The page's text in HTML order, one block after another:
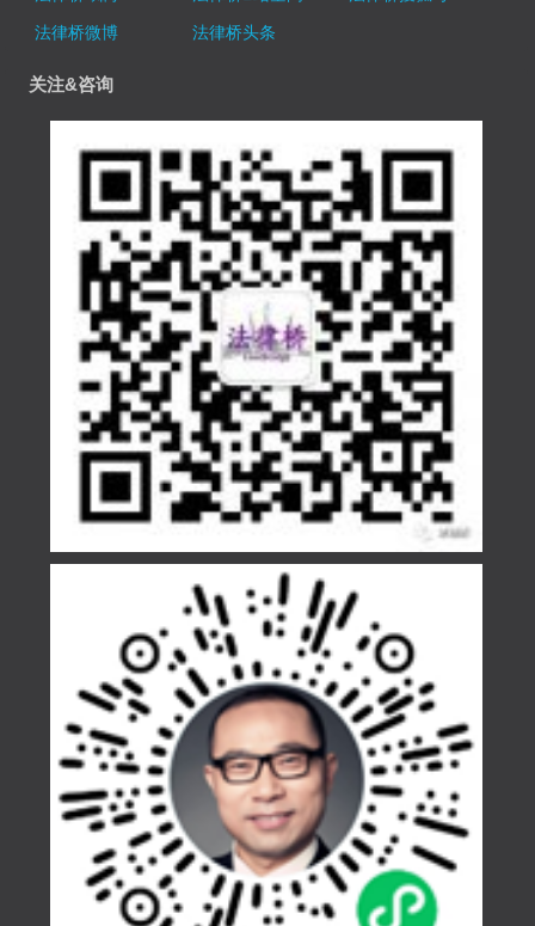
法律桥微博
法律桥头条
关注&咨询